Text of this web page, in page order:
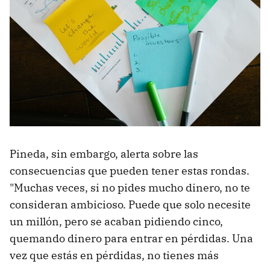
Pineda, sin embargo, alerta sobre las
consecuencias que pueden tener estas rondas.
"Muchas veces, si no pides mucho dinero, no te
consideran ambicioso. Puede que solo necesite
un millón, pero se acaban pidiendo cinco,
quemando dinero para entrar en pérdidas. Una
vez que estás en pérdidas, no tienes más